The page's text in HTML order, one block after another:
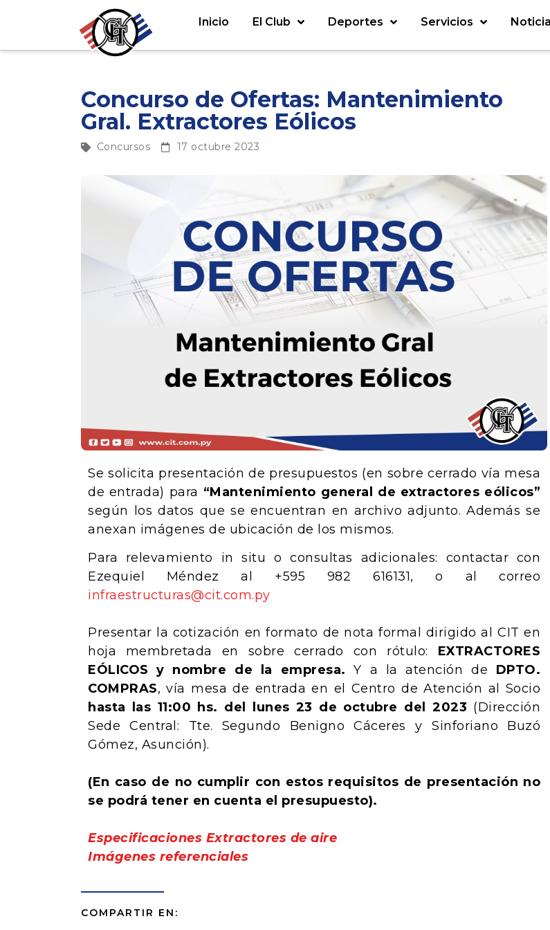
Inicio El Club Deportes Servicios
Concurso de Ofertas: Mantenimiento
Gral. Extractores Eólicos
Concursos 17 octubre 2023
Se solicita presentación de presupuestos (en sobre cerrado vía mesa
de entrada) para “Mantenimiento general de extractores eólicos”
según los datos que se encuentran en archivo adjunto. Además se
anexan imágenes de ubicación de los mismos.
Para relevamiento in situ o consultas adicionales: contactar con
Ezequiel Méndez al +595 982 616131, o al correo
infraestructuras@cit.com.py
Presentar la cotización en formato de nota formal dirigido al CIT en
hoja membretada en sobre cerrado con rótulo: EXTRACTORES
EÓLICOS y nombre de la empresa. Y a la atención de DPTO.
COMPRAS, vía mesa de entrada en el Centro de Atención al Socio
hasta las 11:00 hs. del lunes 23 de octubre del 2023 (Dirección
Sede Central: Tte. Segundo Benigno Cáceres y Sinforiano Buzó
Gómez, Asunción).
(En caso de no cumplir con estos requisitos de presentación no
se podrá tener en cuenta el presupuesto).
Especificaciones Extractores de aire
Imágenes referenciales
COMPARTIR EN: